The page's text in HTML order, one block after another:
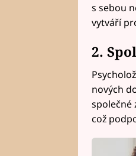
s sebou
vytváří
2.
nových
společné
což